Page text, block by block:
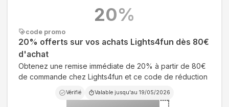
code promo
20% offerts sur vos achats Lights4fun dès 80€
d'achat
Obtenez une remise immédiate de 20% à partir de 80€
de commande chez Lights4fun et ce code de réduction
Vérifié Valable jusqu'au 19/05/2026
20%